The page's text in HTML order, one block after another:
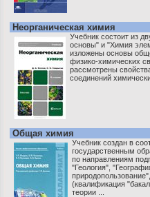
Неорганическая химия
Учебник состоит из
основы" и "Химия
изложены основы
физико-химических
рассмотрены
соединений
Общая химия
Учебник создан в
государственным
по направлениям
"Геология",
(квалификация
теории ...